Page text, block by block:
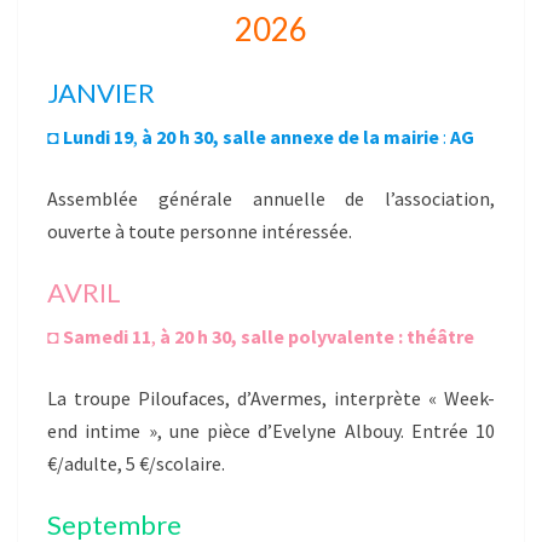
2026
JANVIER
◘ Lundi 19, à 20 h 30, salle annexe de la mairie: AG
Assemblée générale annuelle de l’association,
ouverte à toute personne intéressée.
AVRIL
◘ Samedi 11, à 20 h 30, salle polyvalente : théâtre
La troupe Piloufaces, d’Avermes, interprète « Week-
end intime », une pièce d’Evelyne Albouy. Entrée 10
€/adulte, 5 €/scolaire.
Septembre